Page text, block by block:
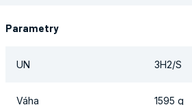
Parametry
UN 3H2/S
Váha 1595 g